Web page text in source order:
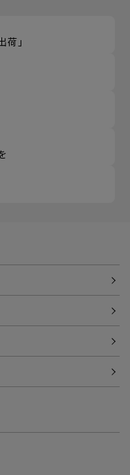
」